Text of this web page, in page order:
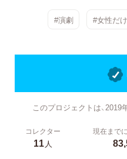
#演劇 #女性だ
このプロジェクトは、2019
コレクター
11人
現在まで